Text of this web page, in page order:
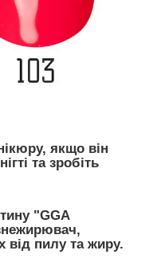
якщо він
та зробіть
"GGA
від пилу та жиру.